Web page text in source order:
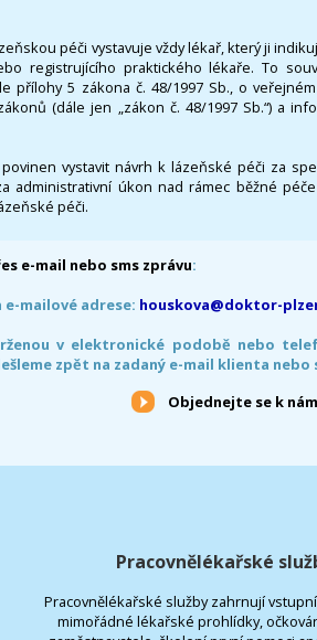
péči vystavuje vždy lékař, který ji
registrujícího praktického lékaře. To
přílohy 5 zákona č. 48/1997 Sb., o
(dále jen „zákon č. 48/1997 Sb.“) a
vystavit návrh k lázeňské péči za
administrativní úkon nad rámec běžné
péči.
e-mail nebo sms zprávu:
e-mailové adrese: houskova@doktor-
v elektronické podobě nebo
zpět na zadaný e-mail klienta
Objednejte se k nám
Pracovnělékařské
Pracovnělékařské služby zahrnují
mimořádné lékařské prohlídky,